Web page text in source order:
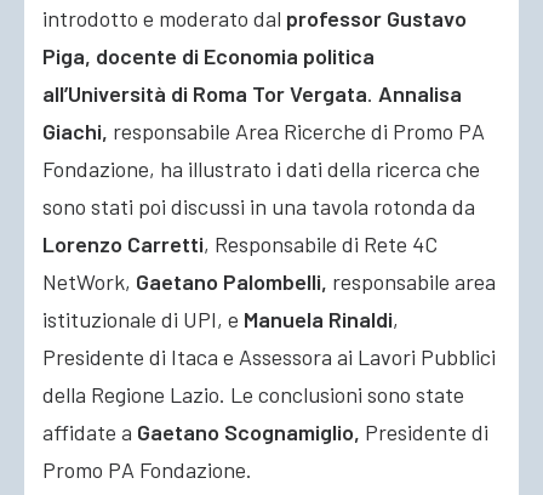
introdotto e moderato dal professor Gustavo
Piga, docente di Economia politica
all’Università di Roma Tor Vergata. Annalisa
Giachi, responsabile Area Ricerche di Promo PA
Fondazione, ha illustrato i dati della ricerca che
sono stati poi discussi in una tavola rotonda da
Lorenzo Carretti, Responsabile di Rete 4C
NetWork, Gaetano Palombelli, responsabile area
istituzionale di UPI, e Manuela Rinaldi,
Presidente di Itaca e Assessora ai Lavori Pubblici
della Regione Lazio. Le conclusioni sono state
affidate a Gaetano Scognamiglio, Presidente di
Promo PA Fondazione.